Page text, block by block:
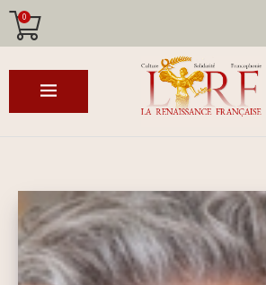
0